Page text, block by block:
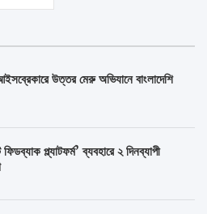
উত্তর মেরু অভিযানে বাংলাদেশি
প্ল্যাটফর্ম’ ব্যবহারে ২ দিনব্যাপী